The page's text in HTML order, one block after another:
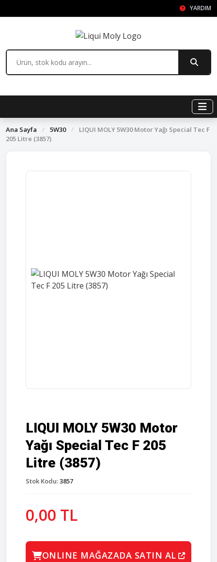
YARDIM
Ana Sayfa / 5W30 /
LIQUI MOLY 5W30 Motor Yağı Special Tec F
205 Litre (3857)
LIQUI MOLY 5W30 Motor
Yağı Special Tec F 205
Litre (3857)
Stok Kodu:3857
0,00 TL
ONLINE MAĞAZADA SATIN AL